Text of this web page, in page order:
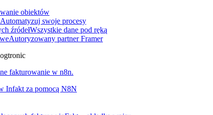
obiektów
Automatyzuj swoje procesy
źródełWszystkie dane pod ręką
Autoryzowany partner Framer
Infakt za pomocą N8N